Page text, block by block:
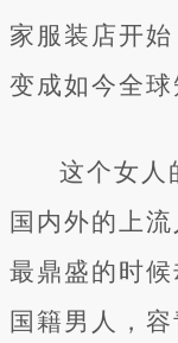
家服装店开始
变成如今全球
这个女人
国内外的上
最鼎盛的时
国籍男人，容